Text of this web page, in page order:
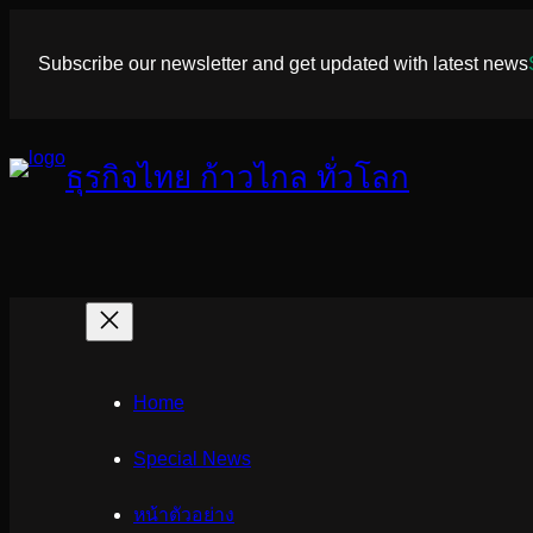
Subscribe our newsletter and get updated with latest news
ธุรกิจไทย ก้าวไกล ทั่วโลก
Home
Special News
หน้าตัวอย่าง